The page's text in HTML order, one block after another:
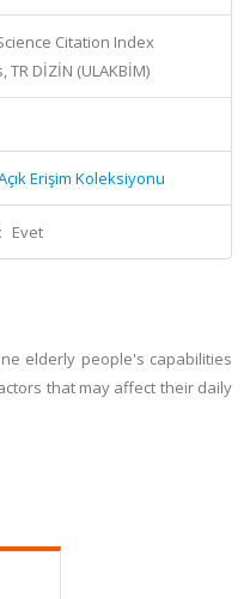
Citation Index
TR DİZİN (ULAKBİM)
Erişim Koleksiyonu
Evet
elderly people's capabilities
that may affect their daily